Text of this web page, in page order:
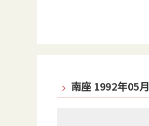
南座 1992年05月